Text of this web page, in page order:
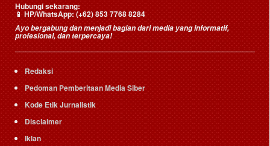
Hubungi sekarang:
📱HP/WhatsApp:(+62) 853 7768 8284
Ayo bergabung dan menjadi bagian dari media yang informatif,
profesional, dan terpercaya!
Redaksi
Pedoman Pemberitaan Media Siber
Kode Etik Jurnalistik
Disclaimer
Iklan